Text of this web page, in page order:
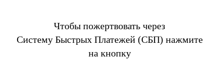
Чтобы пожертвовать через
Систему Быстрых Платежей (СБП) нажмите
на кнопку